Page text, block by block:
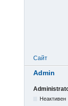
Сайт
Admin
Неактивен